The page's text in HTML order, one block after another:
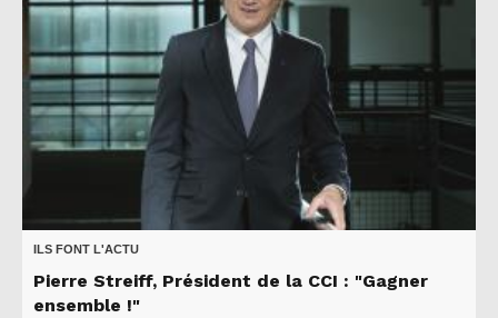
ILS FONT L'ACTU
Pierre Streiff, Président de la CCI : "Gagner
ensemble !"